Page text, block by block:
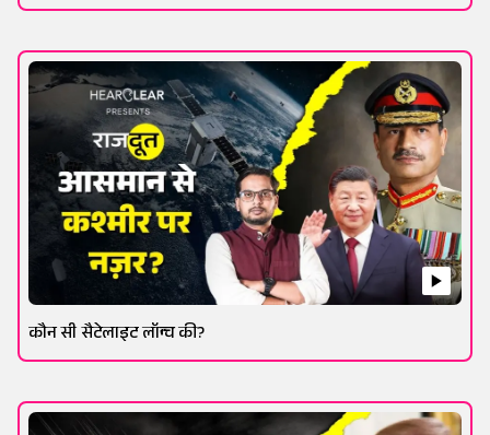
कौन सी सैटेलाइट लॉन्च की?